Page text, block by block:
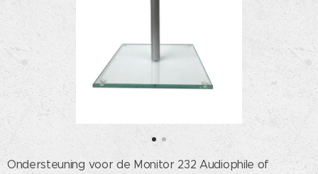
Ondersteuning voor de Monitor 232 Audiophile of